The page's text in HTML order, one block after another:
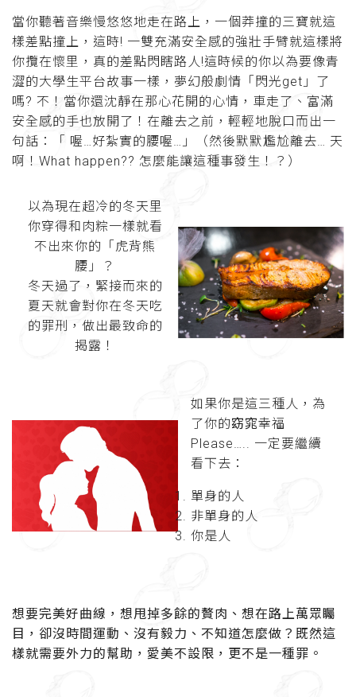
當你聽著音樂慢悠悠地走在路上，一個莽撞的三寶就這
樣差點撞上，這時! 一雙充滿安全感的強壯手臂就這樣將
你攬在懷里，真的差點閃瞎路人!這時候的你以為要像青
澀的大學生平台故事一樣，夢幻般劇情「閃光get」了
嗎? 不！當你還沈靜在那心花開的心情，車走了、富滿
安全感的手也放開了！在離去之前，輕輕地脫口而出一
句話：「 喔…好紮實的腰喔…」（然後默默尷尬離去… 天
啊！What happen?? 怎麼能讓這種事發生！？）
以為現在超冷的冬天里
你穿得和肉粽一樣就看
不出來你的「虎背熊
腰」？
冬天過了，緊接而來的
夏天就會對你在冬天吃
的罪刑，做出最致命的
揭露！
如果你是這三種人，為
了你的窈窕幸福
Please….. 一定要繼續
看下去：
單身的人
非單身的人
你是人
想要完美好曲線，想甩掉多餘的贅肉、想在路上萬眾矚
目，卻沒時間運動、沒有毅力、不知道怎麼做？既然這
樣就需要外力的幫助，愛美不設限，更不是一種罪。